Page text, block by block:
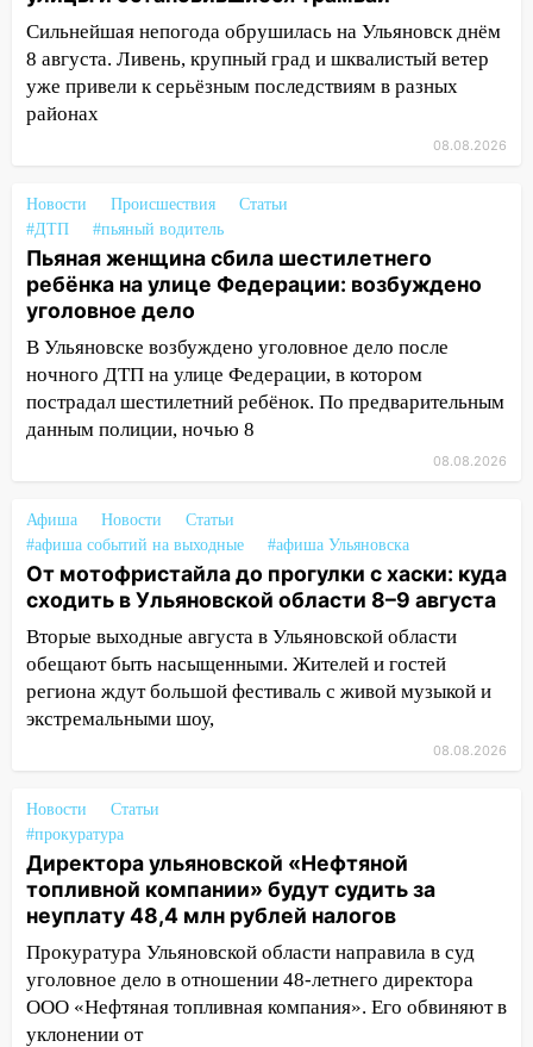
13:35
Непогода продолжает бить по
транспорту: в Ульяновске трамвай
сошёл с рельсов
13:22
закончится сегодня: сильные ливни
сохранятся 9 августа
13:15 Трижды «брал в долг» без спроса:
житель Вешкаймского района похитил у
знакомого 191 тысячу рублей
13:14 Ураган оторвал светофор на
проспекте Филатова в Ульяновске
13:12
Дерево пробило крышу дома на
Новгородской в Ульяновске и рухнуло
13:10 В Заволжском районе дерево
упало во дворе
13:08 Ураган ударил по Ульяновску:
сорванные крыши, поваленные деревья,
затопленные улицы и остановившиеся
трамваи
12:17
Ульяновск накрыл крупный град:
после ливня город снова уходит под
12:12 Прокуратура взяла на контроль
ДТП с шестилетним ребёнком на улице
Федерации
12:01 Пьяная женщина сбила
шестилетнего ребёнка на улице
Федерации: возбуждено уголовное дело
11:16 В Ульяновске ищут 37-летнего
Сильнейшая непогода обрушилась на Ульяновск днём
8 августа. Ливень, крупный град и шквалистый ветер
уже привели к серьёзным последствиям в разных
районах
08.08.2026
Новости Происшествия
Статьи
#ДТП
#пьяный водитель
Пьяная женщина сбила шестилетнего
ребёнка на улице Федерации: возбуждено
уголовное дело
В Ульяновске возбуждено уголовное дело после
ночного ДТП на улице Федерации, в котором
пострадал шестилетний ребёнок. По предварительным
данным полиции, ночью 8
08.08.2026
Афиша Новости
Статьи
#афиша событий на выходные
#афиша Ульяновска
От мотофристайла до прогулки с хаски: куда
сходить в Ульяновской области 8–9 августа
Вторые выходные августа в Ульяновской области
обещают быть насыщенными. Жителей и гостей
региона ждут большой фестиваль с живой музыкой и
экстремальными шоу,
08.08.2026
Новости
Статьи
#прокуратура
Директора ульяновской «Нефтяной
топливной компании» будут судить за
неуплату 48,4 млн рублей налогов
Прокуратура Ульяновской области направила в суд
уголовное дело в отношении 48-летнего директора
ООО «Нефтяная топливная компания». Его обвиняют в
уклонении от